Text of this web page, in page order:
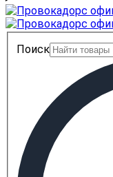
Поиск